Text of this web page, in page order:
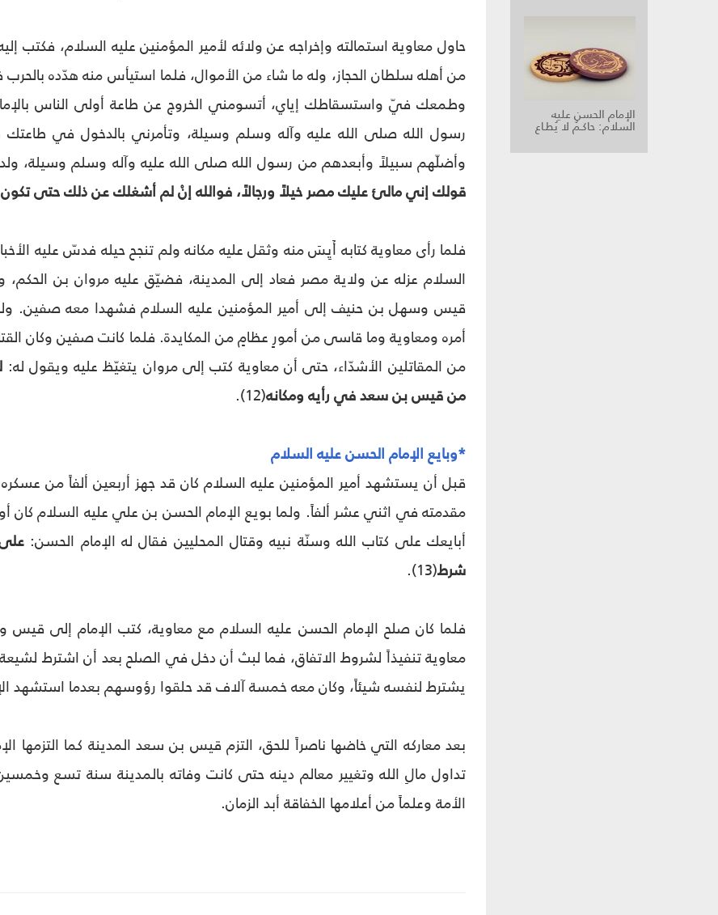
الإمام الحسن عليه
السلام: حاكـمٌ لا يُطـاع
حاول معاوية استمالته وإخراجه عن ولائه لأمير المؤمنين عليه السلام، فكتب
من أهله سلطان الحجاز، وله ما شاء من الأموال، فلما استيأس منه هدّده
وطمعك فيّ واستسقاطك إياي، أتسومني الخروج عن طاعة أولى الناس
رسول الله صلى الله عليه وآله وسلم وسيلة، وتأمرني بالدخول في طاعتك
وأضلّهم سبيلاً وأبعدهم من رسول الله صلى الله عليه وآله وسلم وسيلة،
قولك إني مالئ عليك مصر خيلاً ورجالاً، فوالله إنْ لم أشغلك عن ذلك حتى
فلما رأى معاوية كتابه أَيِسَ منه وثقل عليه مكانه ولم تنجح حيله فدسّ عليه
السلام عزله عن ولاية مصر فعاد إلى المدينة، فضيّق عليه مروان بن الحكم،
قيس وسهل بن حنيف إلى أمير المؤمنين عليه السلام فشهدا معه صفين.
أمره ومعاوية وما قاسى من أمورٍ عظامٍ من المكايدة. فلما كانت صفين وكان
من المقاتلين الأشدّاء، حتى أن معاوية كتب إلى مروان يتغيّظ عليه ويقول له:
من قيس بن سعد في رأيه ومكانه(12).
*وبايع الإمام الحسن عليه السلام
قبل أن يستشهد أمير المؤمنين عليه السلام كان قد جهز أربعين ألفاً من
مقدمته في اثني عشر ألفاً. ولما بويع الإمام الحسن بن علي عليه السلام
أبايعك على كتاب الله وسنّة نبيه وقتال المحليين فقال له الإمام الحسن:
شرط(13).
فلما كان صلح الإمام الحسن عليه السلام مع معاوية، كتب الإمام إلى قيس
معاوية تنفيذاً لشروط الاتفاق، فما لبث أن دخل في الصلح بعد أن اشترط
يشترط لنفسه شيئاً، وكان معه خمسة آلاف قد حلقوا رؤوسهم بعدما استشهد
بعد معاركه التي خاضها ناصراً للحق، التزم قيس بن سعد المدينة كما التزمها
تداول مالِ الله وتغيير معالم دينه حتى كانت وفاته بالمدينة سنة تسع
الأمة وعلماً من أعلامها الخفاقة أبد الزمان.